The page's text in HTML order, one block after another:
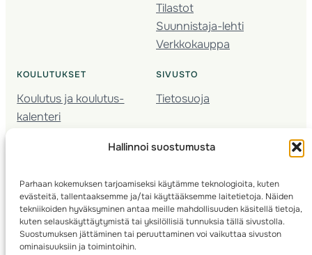
Hallinnoi suostumusta
Parhaan kokemuksen tarjoamiseksi käytämme teknologioita, kuten
evästeitä, tallentaaksemme ja/tai käyttääksemme laitetietoja. Näiden
tekniikoiden hyväksyminen antaa meille mahdollisuuden käsitellä tietoja,
kuten selauskäyttäytymistä tai yksilöllisiä tunnuksia tällä sivustolla.
Suostumuksen jättäminen tai peruuttaminen voi vaikuttaa sivuston
ominaisuuksiin ja toimintoihin.
Tilastot
Suunnistaja-lehti
Verkkokauppa
KOULUTUKSET
Koulutus ja koulutus­
kalenteri
Seura­kehittäminen
Kartoitus
Ratamestari
SIVUSTO
Tietosuoja
© 2025 ·Suomen Suunnistusliitto· Valimotie 10, 00380 Helsinki, Finland